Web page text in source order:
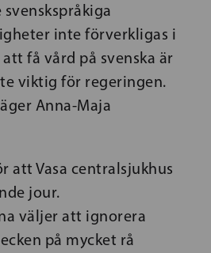
inte förverkligas i
få vård på svenska är
viktig för regeringen.
Anna-Maja
att Vasa centralsjukhus
jour.
väljer att ignorera
på mycket rå